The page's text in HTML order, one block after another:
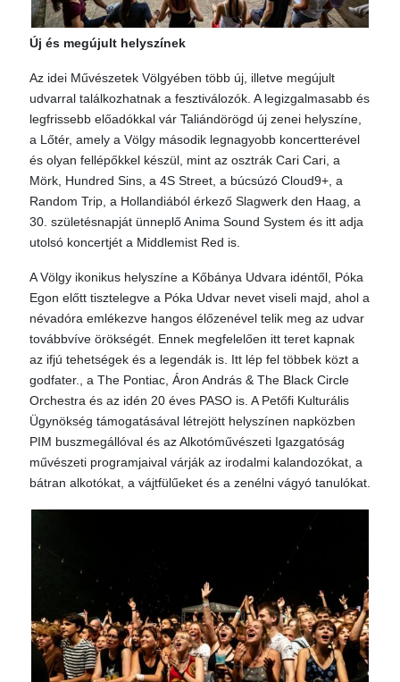
Új és megújult helyszínek
Az idei Művészetek Völgyében több új, illetve megújult
udvarral találkozhatnak a fesztiválozók. A legizgalmasabb és
legfrissebb előadókkal vár Taliándörögd új zenei helyszíne,
a Lőtér, amely a Völgy második legnagyobb koncertterével
és olyan fellépőkkel készül, mint az osztrák Cari Cari, a
Mörk, Hundred Sins, a 4S Street, a búcsúzó Cloud9+, a
Random Trip, a Hollandiából érkező Slagwerk den Haag, a
30. születésnapját ünneplő Anima Sound System és itt adja
utolsó koncertjét a Middlemist Red is.
A Völgy ikonikus helyszíne a Kőbánya Udvara idéntől, Póka
Egon előtt tisztelegve a Póka Udvar nevet viseli majd, ahol a
névadóra emlékezve hangos élőzenével telik meg az udvar
továbbvíve örökségét. Ennek megfelelően itt teret kapnak
az ifjú tehetségek és a legendák is. Itt lép fel többek közt a
godfater., a The Pontiac, Áron András & The Black Circle
Orchestra és az idén 20 éves PASO is. A Petőfi Kulturális
Ügynökség támogatásával létrejött helyszínen napközben
PIM buszmegállóval és az Alkotóművészeti Igazgatóság
művészeti programjaival várják az irodalmi kalandozókat, a
bátran alkotókat, a vájtfülűeket és a zenélni vágyó tanulókat.